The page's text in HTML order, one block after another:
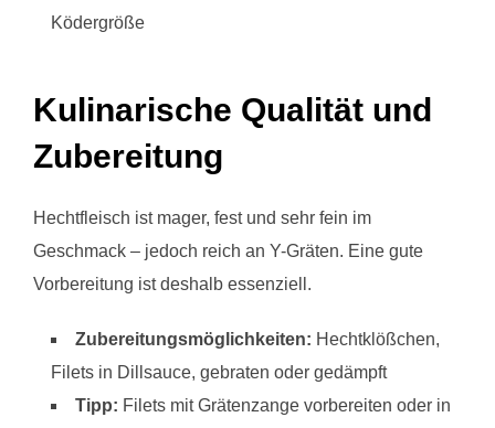
Ködergröße
Kulinarische Qualität und
Zubereitung
Hechtfleisch ist mager, fest und sehr fein im
Geschmack – jedoch reich an Y-Gräten. Eine gute
Vorbereitung ist deshalb essenziell.
Zubereitungsmöglichkeiten: Hechtklößchen,
Filets in Dillsauce, gebraten oder gedämpft
Tipp: Filets mit Grätenzange vorbereiten oder in